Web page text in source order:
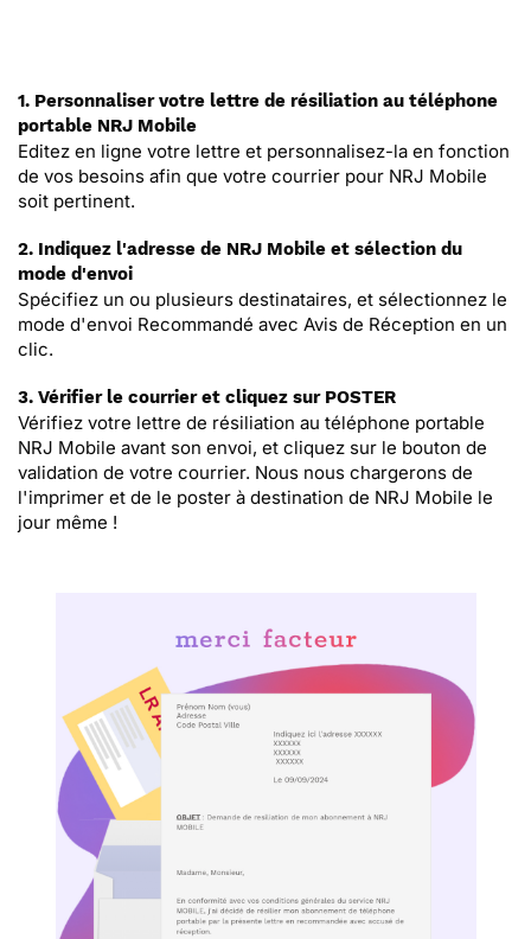
1. Personnaliser votre lettre de résiliation au téléphone
portable NRJ Mobile
Editez en ligne votre lettre et personnalisez-la en fonction
de vos besoins afin que votre courrier pour NRJ Mobile
soit pertinent.
2. Indiquez l'adresse de NRJ Mobile et sélection du
mode d'envoi
Spécifiez un ou plusieurs destinataires, et sélectionnez le
mode d'envoi Recommandé avec Avis de Réception en un
clic.
3. Vérifier le courrier et cliquez sur POSTER
Vérifiez votre lettre de résiliation au téléphone portable
NRJ Mobile avant son envoi, et cliquez sur le bouton de
validation de votre courrier. Nous nous chargerons de
l'imprimer et de le poster à destination de NRJ Mobile le
jour même !